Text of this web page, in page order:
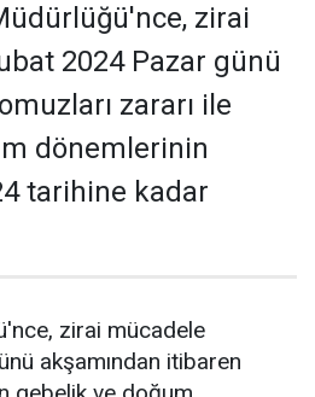
zirai
2024 Pazar günü
zararı ile
dönemlerinin
tarihine kadar
zirai mücadele
akşamından itibaren